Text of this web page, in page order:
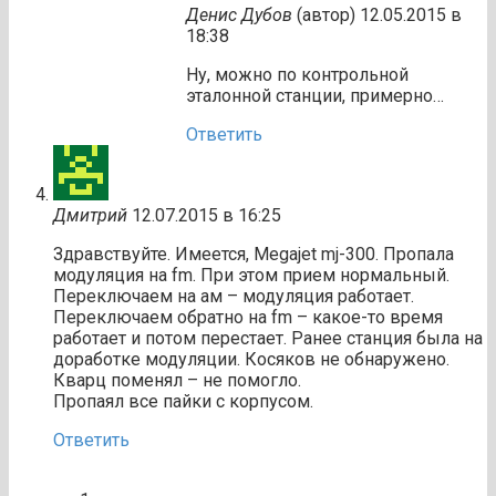
Денис Дубов (автор) 12.05.2015 в
18:38
Ну, можно по контрольной
эталонной станции, примерно…
Ответить
Дмитрий 12.07.2015 в 16:25
Здравствуйте. Имеется, Megajet mj-300. Пропала
модуляция на fm. При этом прием нормальный.
Переключаем на ам – модуляция работает.
Переключаем обратно на fm – какое-то время
работает и потом перестает. Ранее станция была на
доработке модуляции. Косяков не обнаружено.
Кварц поменял – не помогло.
Пропаял все пайки с корпусом.
Ответить